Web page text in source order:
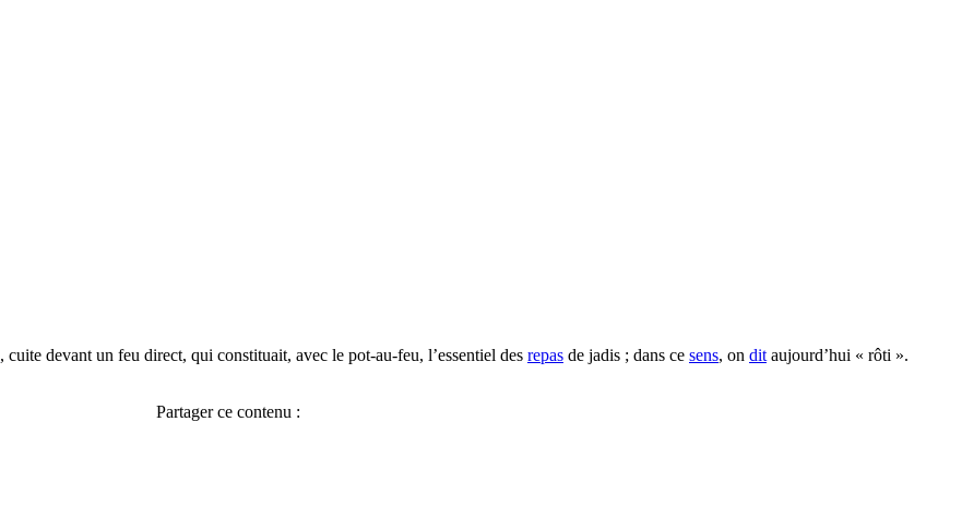
, cuite devant un feu direct, qui constituait, avec le pot-au-feu, l’essentiel des repas de jadis ; dans ce sens, on dit aujourd’hui « rôti ».
Partager ce contenu :